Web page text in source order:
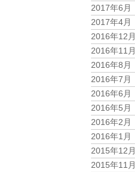
2017年6月
2017年4月
2016年12月
2016年11月
2016年8月
2016年7月
2016年6月
2016年5月
2016年2月
2016年1月
2015年12月
2015年11月